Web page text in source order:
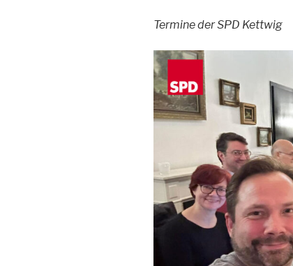
Termine der SPD Kettwig